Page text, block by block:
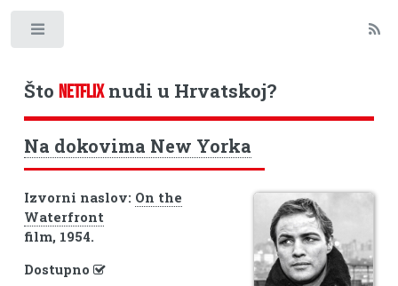
Što NETFLIXnudi u Hrvatskoj?
Na dokovima New Yorka
Izvorni naslov: On the
Waterfront
film, 1954.
Dostupno